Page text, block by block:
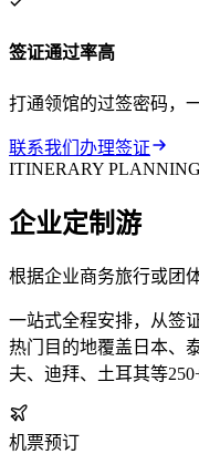
签证通过率高
打通领馆的过签密码，
联系我们办理签证
ITINERARY PLANNING
企业定制游
根据企业商务旅行或团
一站式全程安排，从签
热门目的地覆盖日本、
夫、迪拜、土耳其等
机票预订